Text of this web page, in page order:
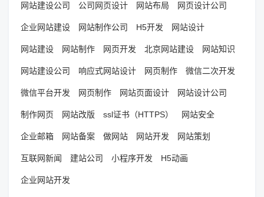
网站建设公司 公司网页设计 网站布局 网页设计公司
企业网站建设 网站制作公司 H5开发 网站设计
网站建设 网站制作 网页开发 北京网站建设 网站知识
网站建设公司 响应式网站设计 网页制作 微信二次开发
微信平台开发 网页制作 网站页面设计 网站设计公司
制作网页 网站改版 ssl证书（HTTPS） 网站安全
企业邮箱 网站备案 做网站 网站开发 网站策划
互联网新闻 建站公司 小程序开发 H5动画
企业网站开发